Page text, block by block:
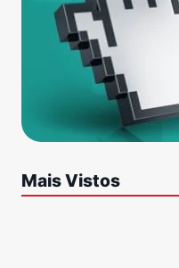
Mais Vistos